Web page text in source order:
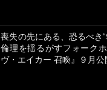
喪失の先にある、恐るべ
倫理を揺るがすフォーク
ヴ・エイカー 召喚』９月公